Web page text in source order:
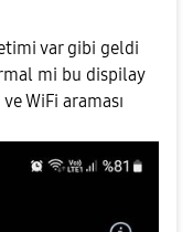
var gibi geldi
mi bu dispilay
WiFi araması